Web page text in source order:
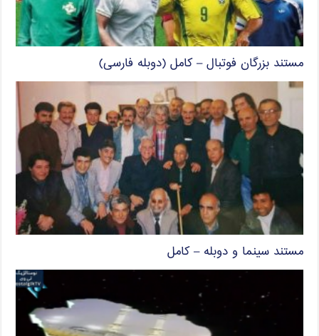
مستند بزرگان فوتبال – کامل (دوبله فارسی)
مستند سینما و دوبله – کامل